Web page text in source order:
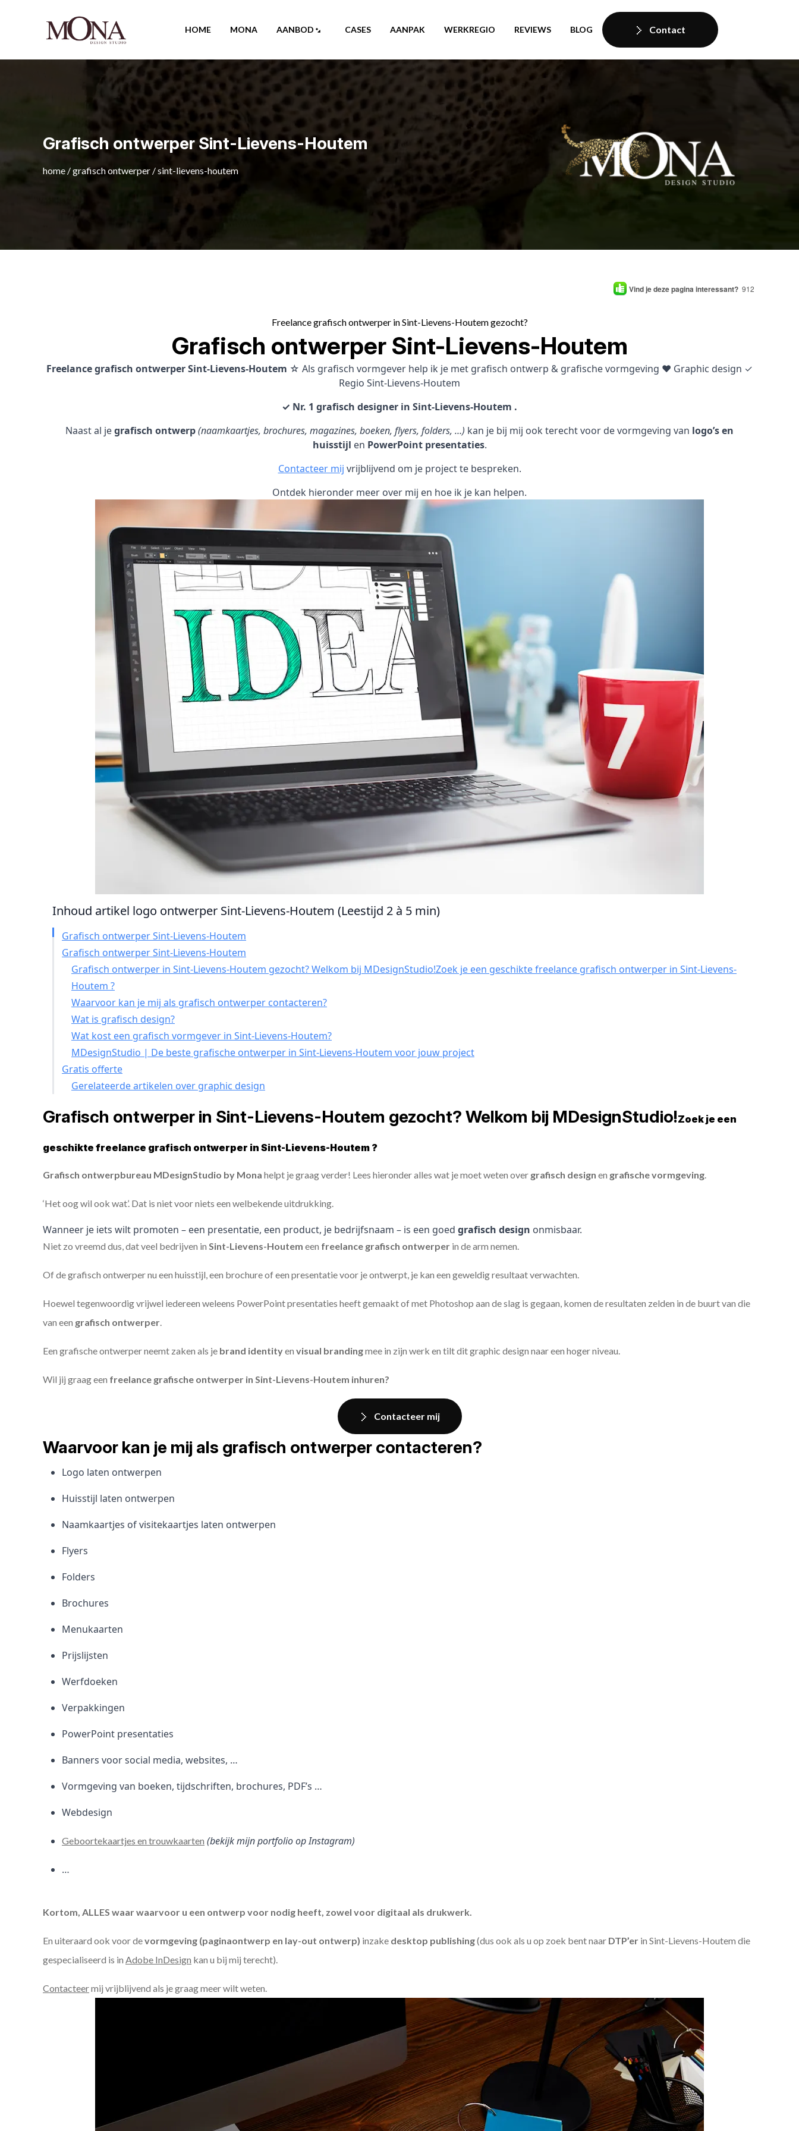
HOME MONA AANBOD CASES AANPAK WERKREGIO REVIEWS BLOG Contact
Grafisch ontwerper Sint-Lievens-Houtem
home /grafisch ontwerper /sint-lievens-houtem
Vind je deze pagina interessant? 912
Freelance grafisch ontwerper in Sint-Lievens-Houtem gezocht?
Grafisch ontwerper Sint-Lievens-Houtem
Freelance grafisch ontwerper Sint-Lievens-Houtem ☆ Als grafisch vormgever help ik je met grafisch ontwerp & grafische vormgeving ♥ Graphic design ✓
Regio Sint-Lievens-Houtem
✓ Nr. 1 grafisch designer in Sint-Lievens-Houtem .
Naast al jegrafisch ontwerp(naamkaartjes, brochures, magazines, boeken, flyers, folders, …) kan je bij mij ook terecht voor de vormgeving van logo’s en
huisstijl en PowerPoint presentaties.
Contacteer mij vrijblijvend om je project te bespreken.
Ontdek hieronder meer over mij en hoe ik je kan helpen.
Inhoud artikel logo ontwerper Sint-Lievens-Houtem (Leestijd 2 à 5 min)
Grafisch ontwerper Sint-Lievens-Houtem
Grafisch ontwerper Sint-Lievens-Houtem
Grafisch ontwerper in Sint-Lievens-Houtem gezocht? Welkom bij MDesignStudio!Zoek je een geschikte freelance grafisch ontwerper in Sint-Lievens-
Houtem ?
Waarvoor kan je mij als grafisch ontwerper contacteren?
Wat is grafisch design?
Wat kost een grafisch vormgever in Sint-Lievens-Houtem?
MDesignStudio | De beste grafische ontwerper in Sint-Lievens-Houtem voor jouw project
Gratis offerte
Gerelateerde artikelen over graphic design
Grafisch ontwerper in Sint-Lievens-Houtem gezocht? Welkom bij MDesignStudio!Zoek je een
geschikte freelance grafisch ontwerper in Sint-Lievens-Houtem ?
Grafisch ontwerpbureau MDesignStudio by Mona helpt je graag verder! Lees hieronder alles wat je moet weten over grafisch design en grafische vormgeving.
‘Het oog wil ook wat’. Dat is niet voor niets een welbekende uitdrukking.
Wanneer je iets wilt promoten – een presentatie, een product, je bedrijfsnaam – is een goed grafisch design onmisbaar.
Niet zo vreemd dus, dat veel bedrijven in Sint-Lievens-Houtem een freelance grafisch ontwerper in de arm nemen.
Of de grafisch ontwerper nu een huisstijl, een brochure of een presentatie voor je ontwerpt, je kan een geweldig resultaat verwachten.
Hoewel tegenwoordig vrijwel iedereen weleens PowerPoint presentaties heeft gemaakt of met Photoshop aan de slag is gegaan, komen de resultaten zelden in de buurt van die
van een grafisch ontwerper.
Een grafische ontwerper neemt zaken als je brand identityen visual brandingmee in zijn werk en tilt dit graphic design naar een hoger niveau.
Wil jij graag een freelance grafische ontwerper in Sint-Lievens-Houtem inhuren?
Contacteer mij
Waarvoor kan je mij als grafisch ontwerper contacteren?
Logo laten ontwerpen
Huisstijl laten ontwerpen
Naamkaartjes of visitekaartjes laten ontwerpen
Flyers
Folders
Brochures
Menukaarten
Prijslijsten
Werfdoeken
Verpakkingen
PowerPoint presentaties
Banners voor social media, websites, …
Vormgeving van boeken, tijdschriften, brochures, PDF’s …
Webdesign
Geboortekaartjes en trouwkaarten (bekijk mijn portfolio op Instagram)
…
Kortom, ALLES waar waarvoor u een ontwerp voor nodig heeft, zowel voor digitaal als drukwerk.
En uiteraard ook voor devormgeving (paginaontwerp en lay-out ontwerp) inzake desktop publishing(dus ook als u op zoek bent naar DTP’er in Sint-Lievens-Houtem die
gespecialiseerd is in Adobe InDesign kan u bij mij terecht).
Contacteermij vrijblijvend als je graag meer wilt weten.